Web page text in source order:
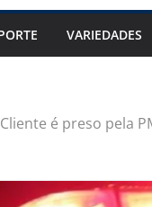
sintomas,
VARIEDADES
Cliente é preso pela